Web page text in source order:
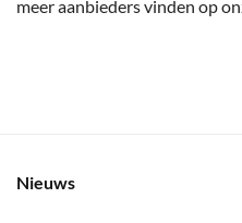
meer aanbieders vinden op
Nieuws